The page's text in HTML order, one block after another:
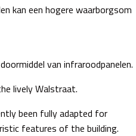
kan een hogere waarborgsom
van infraroodpanelen.
lively Walstraat.
been fully adapted for
features of the building.